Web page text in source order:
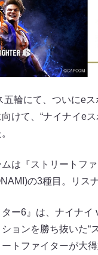
五輪にて、ついにe
けて、“ナイナイe
は『ストリートフ
の3種目。リス
ター6』は、ナイナ
ョンを勝ち抜いた“
トファイターが大